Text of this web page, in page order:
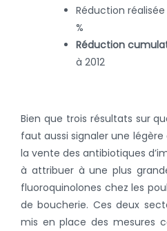
Réduction
%
Réduction
à 2012
Bien que trois résultats sur
faut aussi signaler une légère
la vente des antibiotiques
à attribuer à une plus
fluoroquinolones chez les
de boucherie. Ces deux
mis en place des mesures